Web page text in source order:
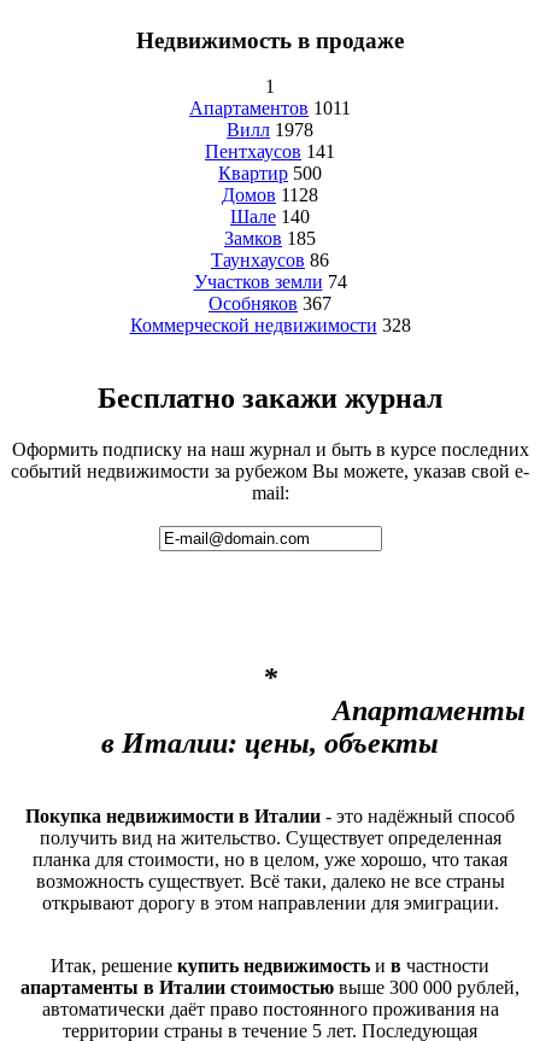
Недвижимость в продаже
1
Апартаментов 1011
Вилл 1978
Пентхаусов 141
Квартир 500
Домов 1128
Шале 140
Замков 185
Таунхаусов 86
Участков земли 74
Особняков 367
Коммерческой недвижимости 328
Бесплатно закажи журнал
Оформить подписку на наш журнал и быть в курсе последних
событий недвижимости за рубежом Вы можете, указав свой e-
mail:
*
Апартаменты
в Италии: цены, объекты
Покупка недвижимости в Италии - это надёжный способ
получить вид на жительство. Существует определенная
планка для стоимости, но в целом, уже хорошо, что такая
возможность существует. Всё таки, далеко не все страны
открывают дорогу в этом направлении для эмиграции.
Итак, решение купить недвижимость и в частности
апартаменты в Италии стоимостью выше 300 000 рублей,
автоматически даёт право постоянного проживания на
территории страны в течение 5 лет. Последующая